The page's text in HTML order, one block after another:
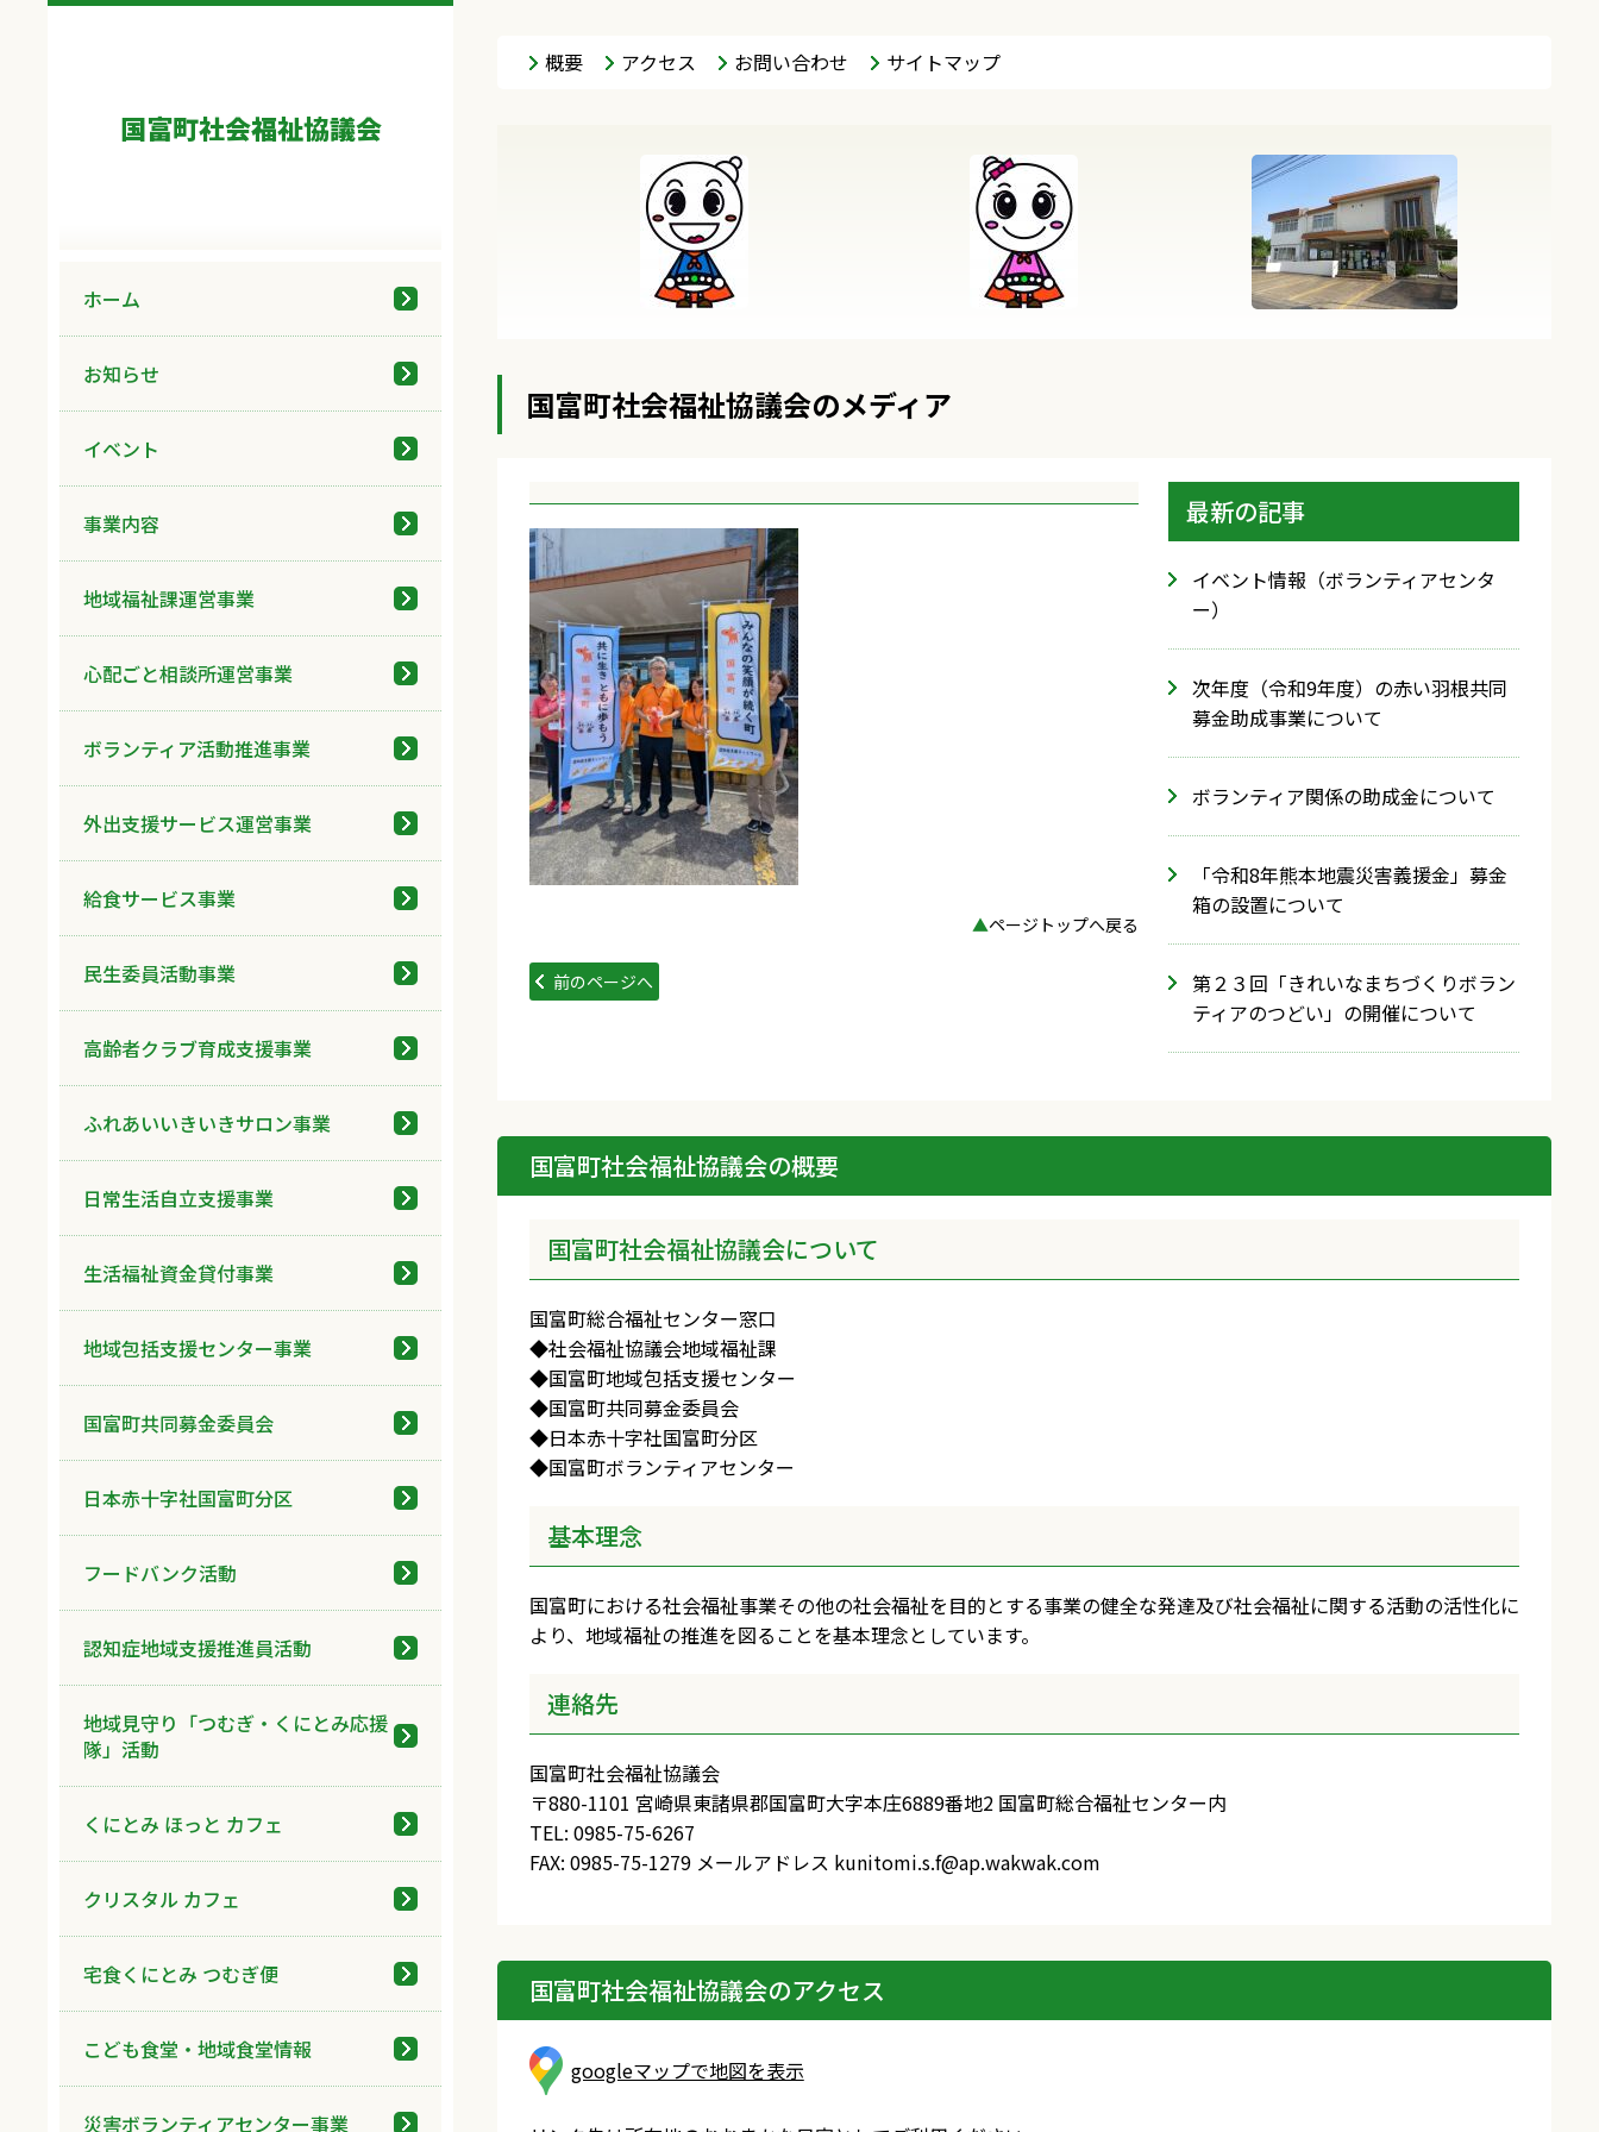
国富町社会福祉協議会
ホーム
お知らせ
イベント
事業内容
地域福祉課運営事業
心配ごと相談所運営事業
ボランティア活動推進事業
外出支援サービス運営事業
給食サービス事業
民生委員活動事業
高齢者クラブ育成支援事業
ふれあいいきいきサロン事業
日常生活自立支援事業
生活福祉資金貸付事業
地域包括支援センター事業
国富町共同募金委員会
日本赤十字社国富町分区
フードバンク活動
認知症地域支援推進員活動
地域見守り「つむぎ・くにとみ応援
隊」活動
くにとみ ほっと カフェ
クリスタル カフェ
宅食くにとみ つむぎ便
こども食堂・地域食堂情報
災害ボランティアセンター事業
概要 アクセス お問い合わせ サイトマップ
国富町社会福祉協議会のメディア
▲ページトップへ戻る
前のページへ
最新の記事
イベント情報（ボランティアセンタ
ー）
次年度（令和9年度）の赤い羽根共同
募金助成事業について
ボランティア関係の助成金について
「令和8年熊本地震災害義援金」募金
箱の設置について
第２３回「きれいなまちづくりボラン
ティアのつどい」の開催について
国富町社会福祉協議会の概要
国富町社会福祉協議会について
国富町総合福祉センター窓口
◆社会福祉協議会地域福祉課
◆国富町地域包括支援センター
◆国富町共同募金委員会
◆日本赤十字社国富町分区
◆国富町ボランティアセンター
基本理念
国富町における社会福祉事業その他の社会福祉を目的とする事業の健全な発達及び社会福祉に関する活動の活性化に
より、地域福祉の推進を図ることを基本理念としています。
連絡先
国富町社会福祉協議会
〒880-1101 宮崎県東諸県郡国富町大字本庄6889番地2 国富町総合福祉センター内
TEL: 0985-75-6267
FAX: 0985-75-1279 メールアドレス kunitomi.s.f@ap.wakwak.com
国富町社会福祉協議会のアクセス
googleマップで地図を表示